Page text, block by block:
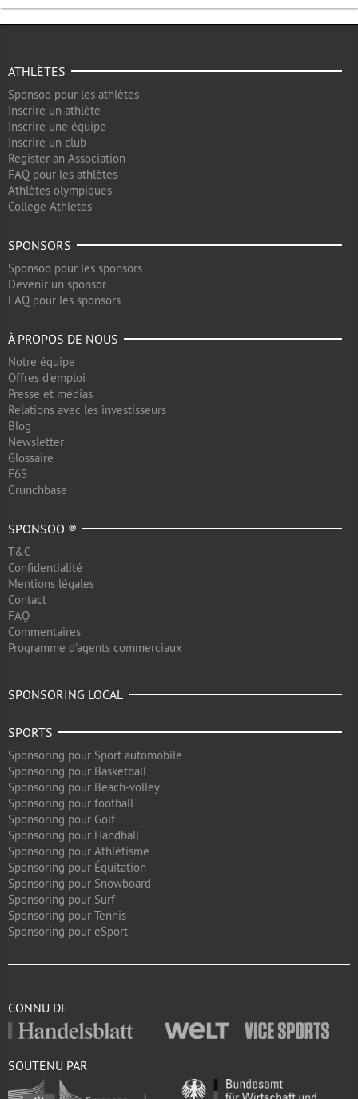
ATHLÈTES
Sponsoo pour les athlètes
Inscrire un athlète
Inscrire une équipe
Inscrire un club
Register an Association
FAQ pour les athlètes
Athlètes olympiques
College Athletes
SPONSORS
Sponsoo pour les sponsors
Devenir un sponsor
FAQ pour les sponsors
À PROPOS DE NOUS
Notre équipe
Offres d'emploi
Presse et médias
Relations avec les investisseurs
Blog
Newsletter
Glossaire
F6S
Crunchbase
SPONSOO ®
T&C
Confidentialité
Mentions légales
Contact
FAQ
Commentaires
Programme d'agents commerciaux
SPONSORING LOCAL
SPORTS
Sponsoring pour Sport automobile
Sponsoring pour Basketball
Sponsoring pour Beach-volley
Sponsoring pour football
Sponsoring pour Golf
Sponsoring pour Handball
Sponsoring pour Athlétisme
Sponsoring pour Équitation
Sponsoring pour Snowboard
Sponsoring pour Surf
Sponsoring pour Tennis
Sponsoring pour eSport
CONNU DE
SOUTENU PAR